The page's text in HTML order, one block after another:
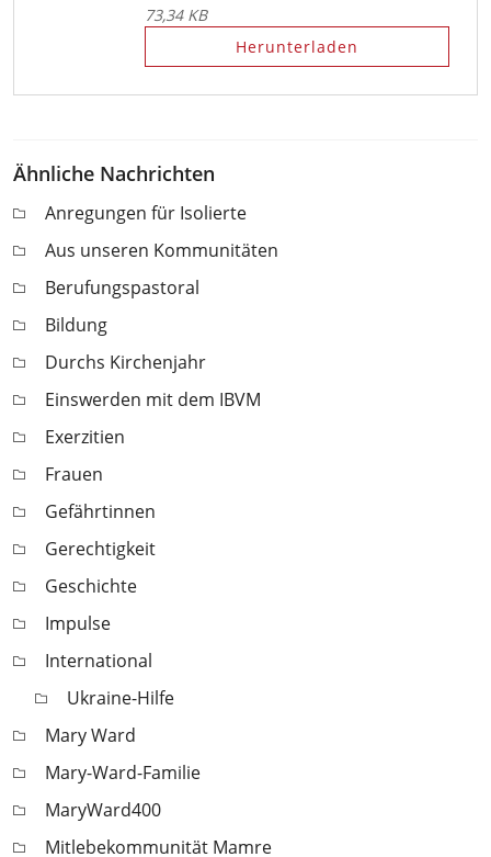
73,34 KB
Herunterladen
Ähnliche Nachrichten
Anregungen für Isolierte
Aus unseren Kommunitäten
Berufungspastoral
Bildung
Durchs Kirchenjahr
Einswerden mit dem IBVM
Exerzitien
Frauen
Gefährtinnen
Gerechtigkeit
Geschichte
Impulse
International
Ukraine-Hilfe
Mary Ward
Mary-Ward-Familie
MaryWard400
Mitlebekommunität Mamre